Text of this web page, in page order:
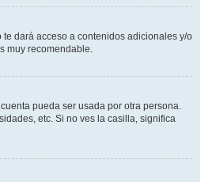
dará acceso a contenidos adicionales y/o
muy recomendable.
pueda ser usada por otra persona.
etc. Si no ves la casilla, significa